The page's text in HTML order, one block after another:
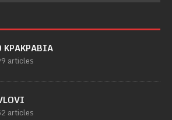
KPAKPABIA
articles
articles